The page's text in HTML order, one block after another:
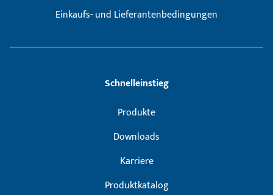
Einkaufs- und Lieferantenbedingungen
Schnelleinstieg
Produkte
Downloads
Karriere
Produktkatalog